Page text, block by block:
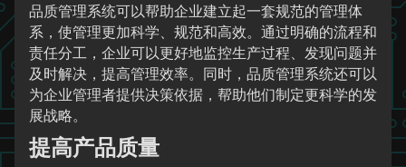
品质管理系统可以帮助企业建立起一套规范的管理体
系，使管理更加科学、规范和高效。通过明确的流程和
责任分工，企业可以更好地监控生产过程、发现问题并
及时解决，提高管理效率。同时，品质管理系统还可以
为企业管理者提供决策依据，帮助他们制定更科学的发
展战略。
提高产品质量